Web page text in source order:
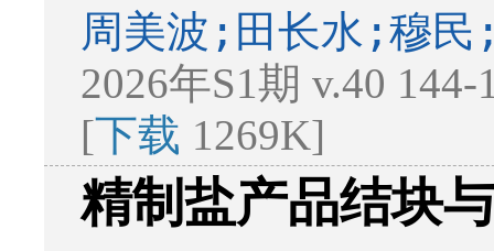
周美波;田长水;穆
2026年S1期 v.40
[下载 1269K]
精制盐产品结块